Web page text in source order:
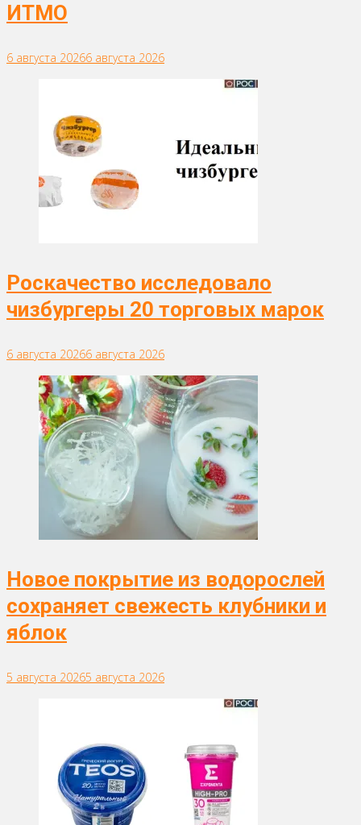
ИТМО
6 августа 20266 августа 2026
Роскачество исследовало
чизбургеры 20 торговых марок
6 августа 20266 августа 2026
Новое покрытие из водорослей
сохраняет свежесть клубники и
яблок
5 августа 20265 августа 2026